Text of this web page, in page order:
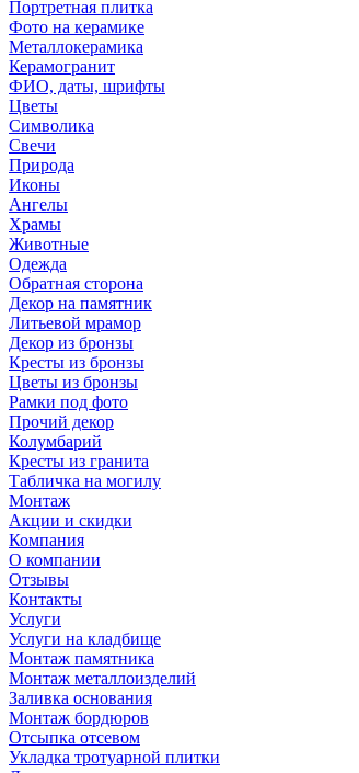
Портретная плитка
Фото на керамике
Металлокерамика
Керамогранит
ФИО, даты, шрифты
Цветы
Символика
Свечи
Природа
Иконы
Ангелы
Храмы
Животные
Одежда
Обратная сторона
Декор на памятник
Литьевой мрамор
Декор из бронзы
Кресты из бронзы
Цветы из бронзы
Рамки под фото
Прочий декор
Колумбарий
Кресты из гранита
Табличка на могилу
Монтаж
Акции и скидки
Компания
О компании
Отзывы
Контакты
Услуги
Услуги на кладбище
Монтаж памятника
Монтаж металлоизделий
Заливка основания
Монтаж бордюров
Отсыпка отсевом
Укладка тротуарной плитки